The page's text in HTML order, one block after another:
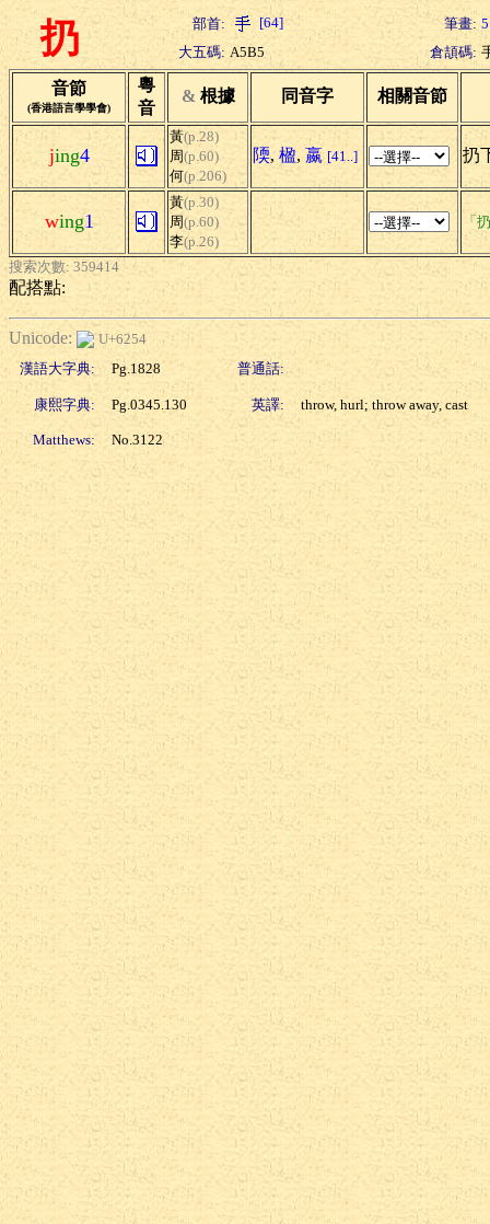
扔 部首: [64] 筆畫: 5
大五碼: A5B5 倉頡碼:
音節
(香港語言學學會)
粵
音
& 根據 同音字 相關音節
jing4
黃(p.28)
周(p.60)
何(p.206)
陾, 楹, 嬴 [41..] 扔
wing1
黃(p.30)
周(p.60)
李(p.26)
「
搜索次數: 359414
配搭點:
Unicode:
U+6254
漢語大字典:
Pg.1828 普通話:
康熙字典: Pg.0345.130 英譯: throw, hurl; throw away, cast
Matthews: No.3122